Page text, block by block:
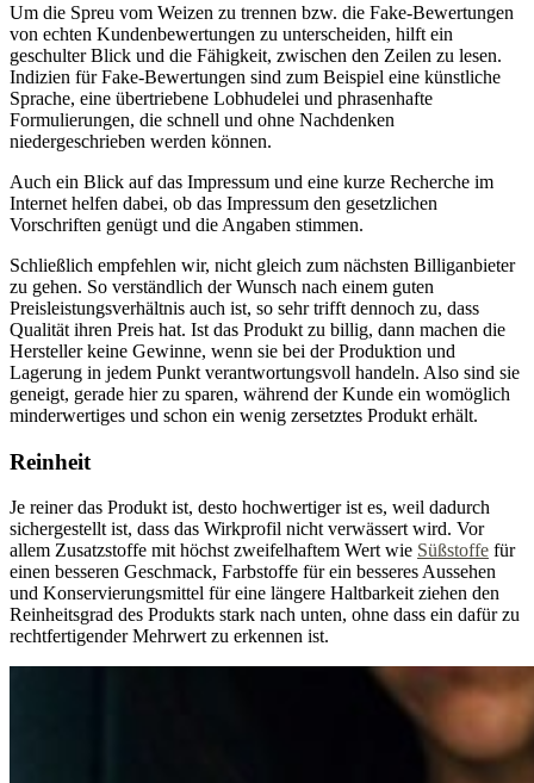
Um die Spreu vom Weizen zu trennen bzw. die Fake-Bewertungen
von echten Kundenbewertungen zu unterscheiden, hilft ein
geschulter Blick und die Fähigkeit, zwischen den Zeilen zu lesen.
Indizien für Fake-Bewertungen sind zum Beispiel eine künstliche
Sprache, eine übertriebene Lobhudelei und phrasenhafte
Formulierungen, die schnell und ohne Nachdenken
niedergeschrieben werden können.
Auch ein Blick auf das Impressum und eine kurze Recherche im
Internet helfen dabei, ob das Impressum den gesetzlichen
Vorschriften genügt und die Angaben stimmen.
Schließlich empfehlen wir, nicht gleich zum nächsten Billiganbieter
zu gehen. So verständlich der Wunsch nach einem guten
Preisleistungsverhältnis auch ist, so sehr trifft dennoch zu, dass
Qualität ihren Preis hat. Ist das Produkt zu billig, dann machen die
Hersteller keine Gewinne, wenn sie bei der Produktion und
Lagerung in jedem Punkt verantwortungsvoll handeln. Also sind sie
geneigt, gerade hier zu sparen, während der Kunde ein womöglich
minderwertiges und schon ein wenig zersetztes Produkt erhält.
Reinheit
Je reiner das Produkt ist, desto hochwertiger ist es, weil dadurch
sichergestellt ist, dass das Wirkprofil nicht verwässert wird. Vor
allem Zusatzstoffe mit höchst zweifelhaftem Wert wie Süßstoffe für
einen besseren Geschmack, Farbstoffe für ein besseres Aussehen
und Konservierungsmittel für eine längere Haltbarkeit ziehen den
Reinheitsgrad des Produkts stark nach unten, ohne dass ein dafür zu
rechtfertigender Mehrwert zu erkennen ist.